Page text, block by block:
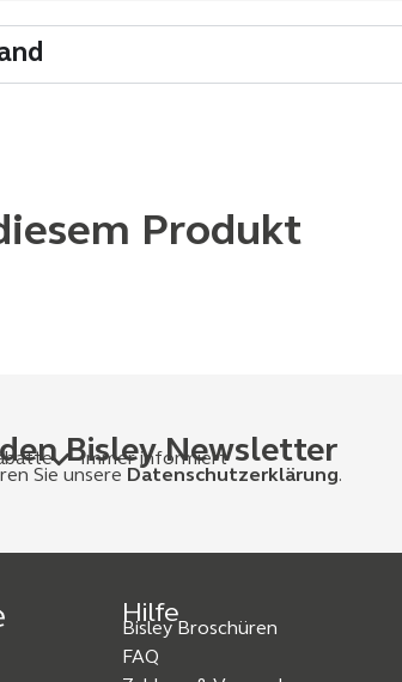
Produkt
Bisley Newsletter
Immer informiert
Sie unsere Datenschutzerklärung.
Hilfe
Bisley Broschüren
FAQ